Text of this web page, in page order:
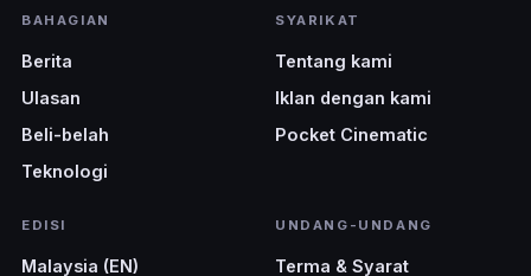
BAHAGIAN
Berita
Ulasan
Beli-belah
Teknologi
SYARIKAT
Tentang kami
Iklan dengan kami
Pocket Cinematic
EDISI
Malaysia (EN)
UNDANG-UNDANG
Terma & Syarat